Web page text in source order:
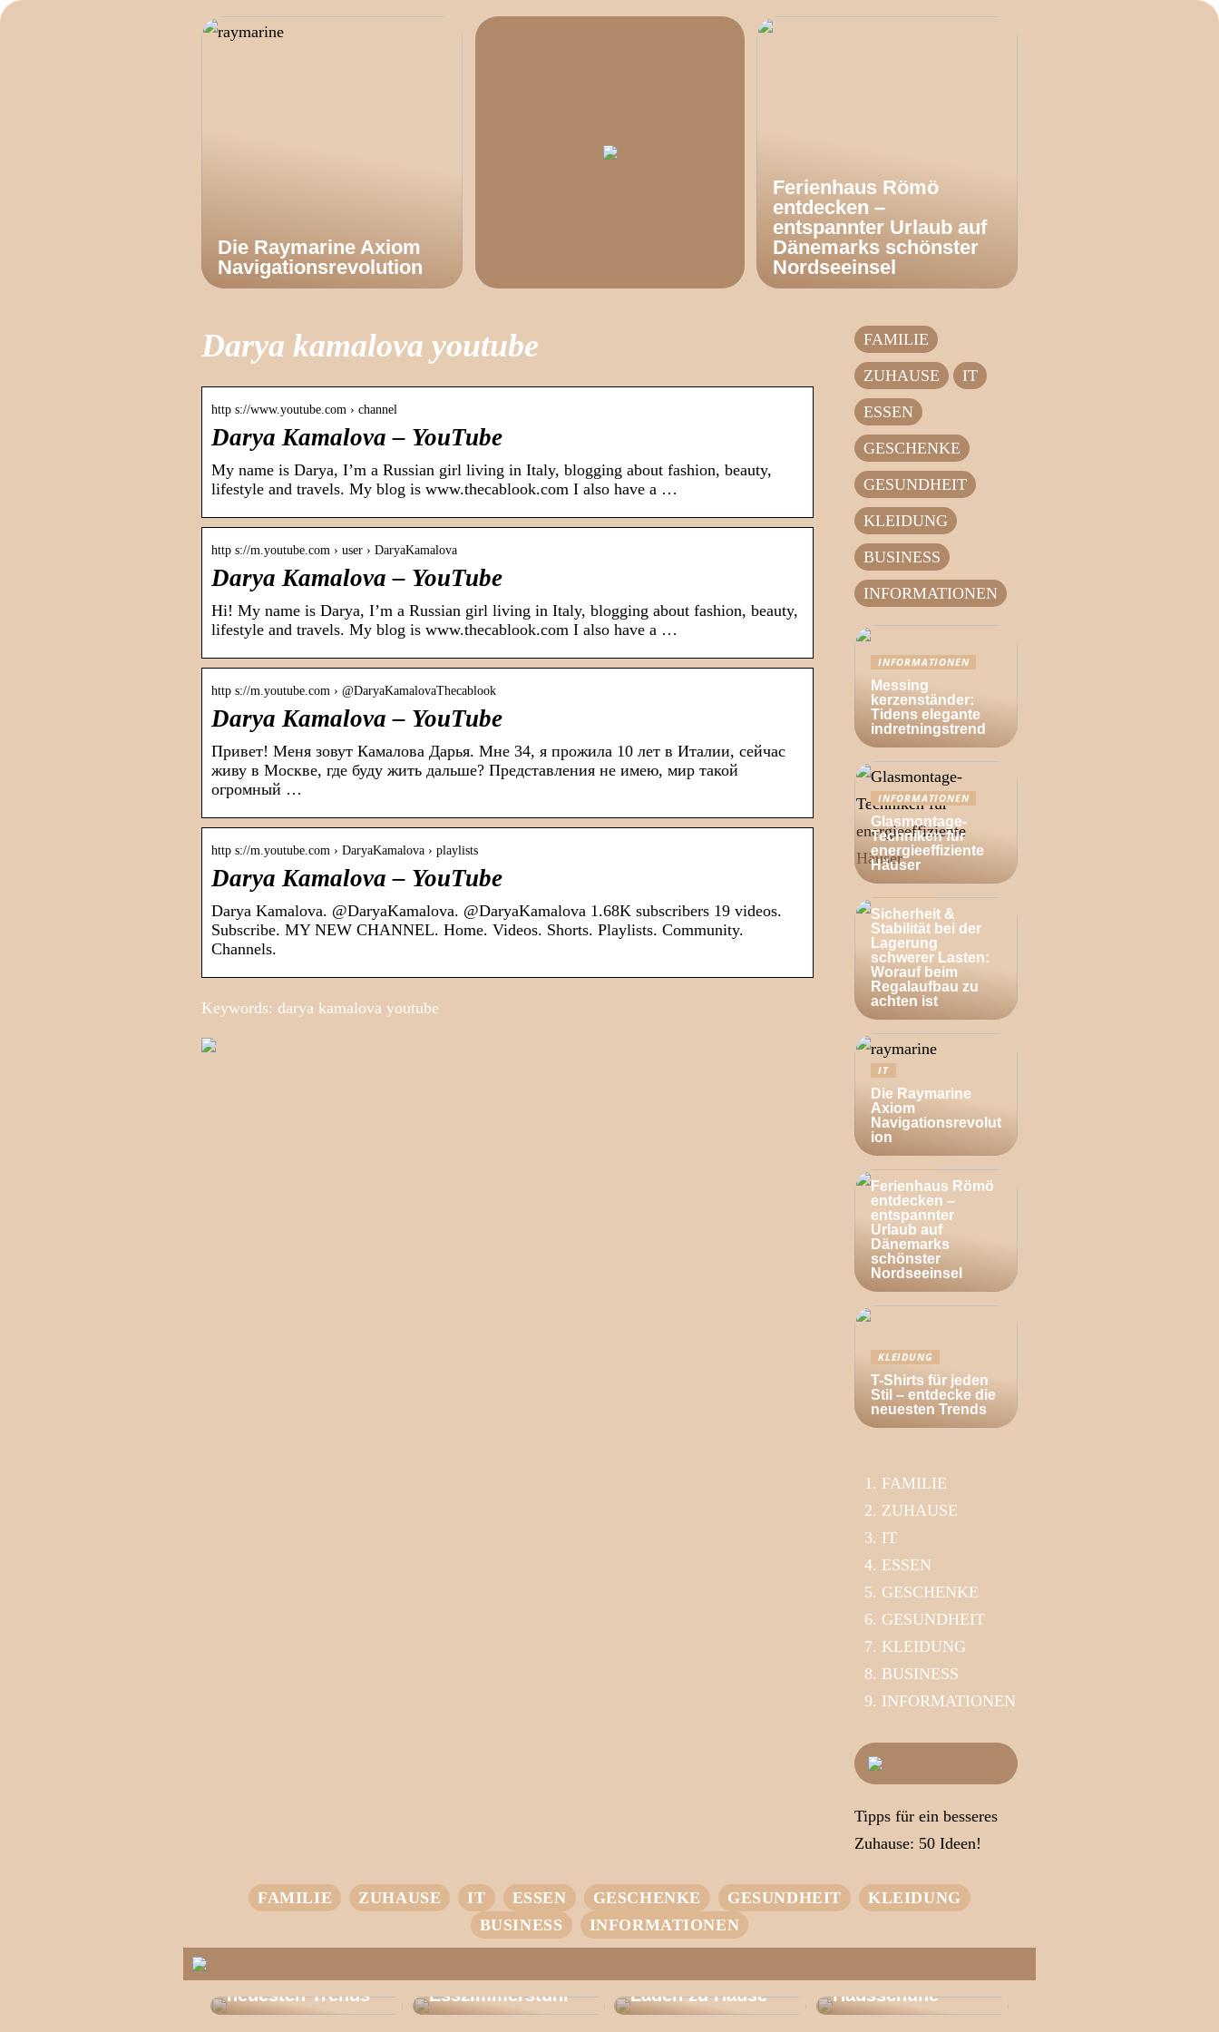
Die Raymarine Axiom
Navigationsrevolution
Ferienhaus Römö
entdecken –
entspannter Urlaub auf
Dänemarks schönster
Nordseeinsel
Darya kamalova youtube
http s://www.youtube.com › channel
Darya Kamalova – YouTube
My name is Darya, I’m a Russian girl living in Italy, blogging about fashion, beauty,
lifestyle and travels. My blog is www.thecablook.com I also have a …
http s://m.youtube.com › user › DaryaKamalova
Darya Kamalova – YouTube
Hi! My name is Darya, I’m a Russian girl living in Italy, blogging about fashion, beauty,
lifestyle and travels. My blog is www.thecablook.com I also have a …
http s://m.youtube.com › @DaryaKamalovaThecablook
Darya Kamalova – YouTube
Привет! Меня зовут Камалова Дарья. Мне 34, я прожила 10 лет в Италии, сейчас
живу в Москве, где буду жить дальше? Представления не имею, мир такой
огромный …
http s://m.youtube.com › DaryaKamalova › playlists
Darya Kamalova – YouTube
Darya Kamalova. @DaryaKamalova. @DaryaKamalova 1.68K subscribers 19 videos.
Subscribe. MY NEW CHANNEL. Home. Videos. Shorts. Playlists. Community.
Channels.
Keywords: darya kamalova youtube
FAMILIE
ZUHAUSE
IT
ESSEN
GESCHENKE
GESUNDHEIT
KLEIDUNG
BUSINESS
INFORMATIONEN
INFORMATIONEN
Messing
kerzenständer:
Tidens elegante
indretningstrend
INFORMATIONEN
Glasmontage-
Techniken für
energieeffiziente
Häuser
Sicherheit &
Stabilität bei der
Lagerung
schwerer Lasten:
Worauf beim
Regalaufbau zu
achten ist
IT
Die Raymarine
Axiom
Navigationsrevolut
ion
Ferienhaus Römö
entdecken –
entspannter
Urlaub auf
Dänemarks
schönster
Nordseeinsel
KLEIDUNG
T-Shirts für jeden
Stil – entdecke die
neuesten Trends
FAMILIE
ZUHAUSE
IT
ESSEN
GESCHENKE
GESUNDHEIT
KLEIDUNG
BUSINESS
INFORMATIONEN
Tipps für ein besseres
Zuhause: 50 Ideen!
FAMILIE ZUHAUSE IT ESSEN GESCHENKE GESUNDHEIT
KLEIDUNG
BUSINESS
INFORMATIONEN
Stil – entdecke die
neuesten Trends
Entdecken Sie
Perfekte
Esszimmerstuhl
intelligentes
Laden zu Hause
Das Geheimnis
Wärme
Hausschuhe